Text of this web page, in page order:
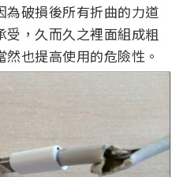
為破損後所有折曲的力道
，久而久之裡面組成粗
也提高使用的危險性。